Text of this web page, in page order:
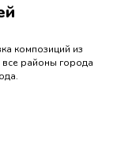
композиций из
районы города